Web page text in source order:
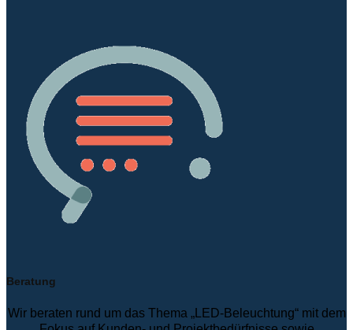
Beratung
Wir beraten rund um das Thema „LED-Beleuchtung“ mit dem